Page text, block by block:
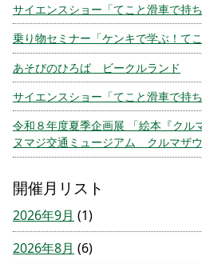
サイエンスショー「てこと滑車で持ち
乗り物セミナー「ケンキで学ぶ！てこ
あそびのひろば ビークルランド
サイエンスショー「てこと滑車で持ち
令和８年度夏季企画展 「絵本『クル
ヌマジ交通ミュージアム クルマザウ
開催月リスト
2026年9月 (1)
2026年8月 (6)